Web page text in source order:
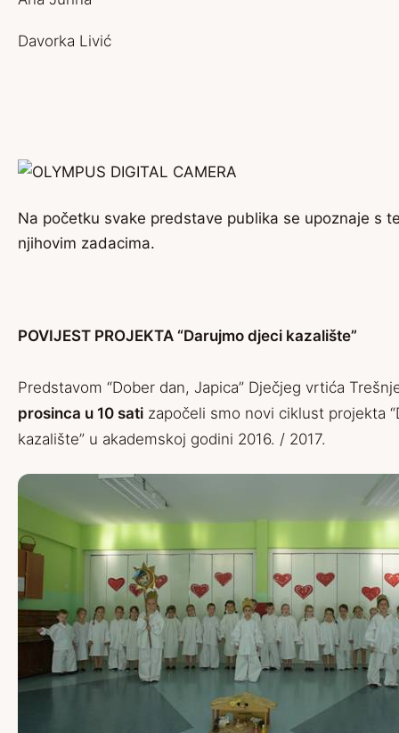
Davorka Livić
Na početku svake predstave publika se upoznaje s
njihovim zadacima.
POVIJEST PROJEKTA “Darujmo djeci kazalište”
Predstavom “Dober dan, Japica” Dječjeg vrtića
prosinca u 10 sati započeli smo novi ciklust projekta
kazalište” u akademskoj godini 2016. / 2017.